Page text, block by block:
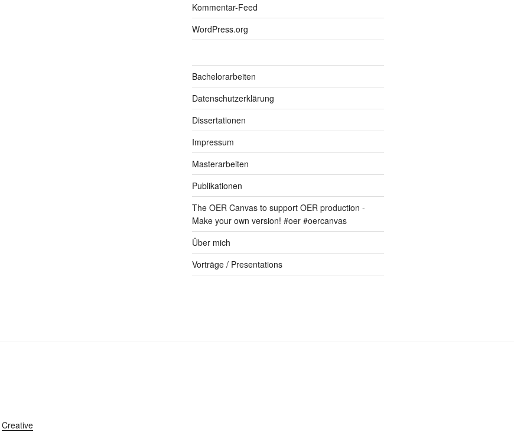
Kommentar-Feed
WordPress.org
Bachelorarbeiten
Datenschutzerklärung
Dissertationen
Impressum
Masterarbeiten
Publikationen
The OER Canvas to support OER production -
Make your own version! #oer #oercanvas
Über mich
Vorträge / Presentations
Creative